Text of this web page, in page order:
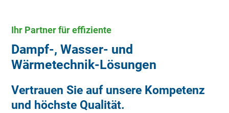
Ihr Partner für effiziente
Dampf-, Wasser- und
Wärmetechnik-Lösungen
Vertrauen Sie auf unsere Kompetenz
und höchste Qualität.